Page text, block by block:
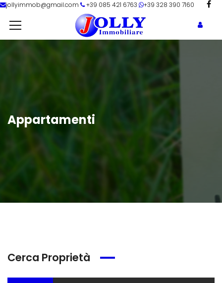
jollyimmob@gmail.com +39 085 421 6763 +39 328 390 7160
Appartamenti
Cerca Proprietà